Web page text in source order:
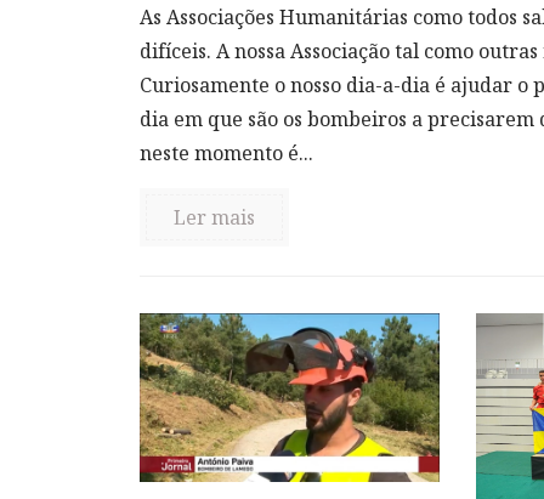
As Associações Humanitárias como todos
difíceis. A nossa Associação tal como
Curiosamente o nosso dia-a-dia é ajudar o
dia em que são os bombeiros a precisarem
neste momento é...
Ler mais